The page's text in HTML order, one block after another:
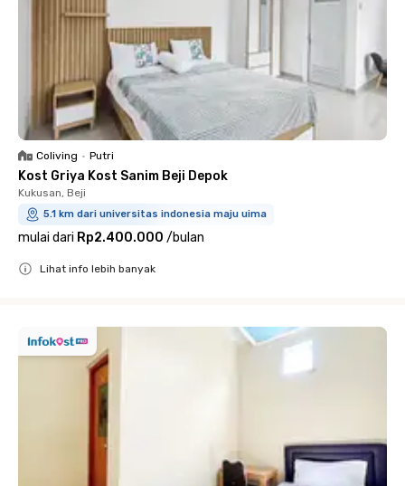
Coliving • Putri
Kost Griya Kost Sanim Beji Depok
Kukusan, Beji
5.1 km dari universitas indonesia maju uima
mulai dari Rp2.400.000 /bulan
Lihat info lebih banyak